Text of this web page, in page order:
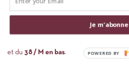
Composition : 100 % coton
et du 38 / M en bas.
Je m'abonne
POWERED BY